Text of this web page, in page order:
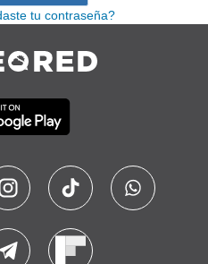
tu contraseña?